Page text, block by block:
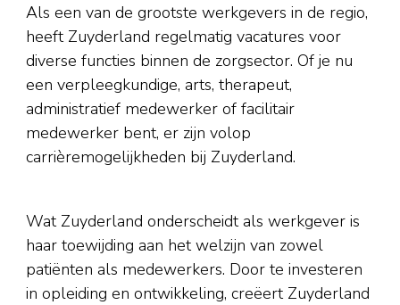
Als een van de grootste werkgevers in de regio,
heeft Zuyderland regelmatig vacatures voor
diverse functies binnen de zorgsector. Of je nu
een verpleegkundige, arts, therapeut,
administratief medewerker of facilitair
medewerker bent, er zijn volop
carrièremogelijkheden bij Zuyderland.
Wat Zuyderland onderscheidt als werkgever is
haar toewijding aan het welzijn van zowel
patiënten als medewerkers. Door te investeren
in opleiding en ontwikkeling, creëert Zuyderland